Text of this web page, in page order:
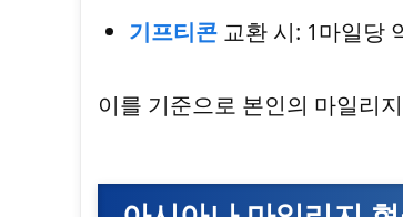
기프티콘 교환 시: 1마일당
이를 기준으로 본인의 마일리